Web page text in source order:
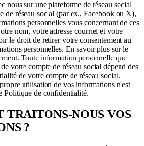
nous sur une plateforme de réseau social
de réseau social (par ex., Facebook ou X),
personnelles vous concernant de ces
nom, votre adresse courriel et votre
le droit de retirer votre consentement au
personnelles. En savoir plus sur le
Toute information personnelle que
votre compte de réseau social dépend des
de votre compte de réseau social.
utilisation de vos informations n'est
Politique de confidentialité.
TRAITONS-NOUS VOS
?